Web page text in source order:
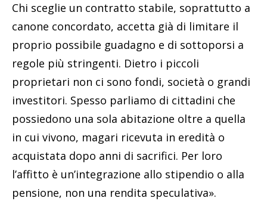
Chi sceglie un contratto stabile, soprattutto a
canone concordato, accetta già di limitare il
proprio possibile guadagno e di sottoporsi a
regole più stringenti. Dietro i piccoli
proprietari non ci sono fondi, società o grandi
investitori. Spesso parliamo di cittadini che
possiedono una sola abitazione oltre a quella
in cui vivono, magari ricevuta in eredità o
acquistata dopo anni di sacrifici. Per loro
l’affitto è un’integrazione allo stipendio o alla
pensione, non una rendita speculativa».